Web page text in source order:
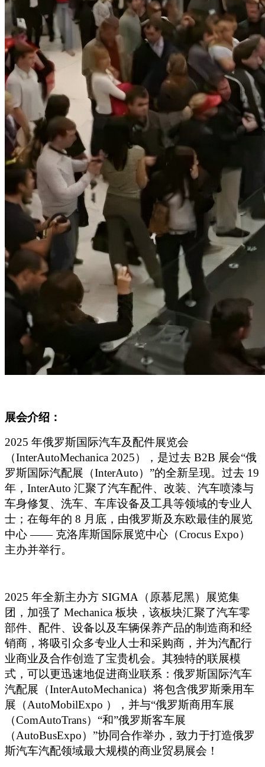
展会介绍：
2025 年俄罗斯国际汽车及配件展览会
（InterAutoMechanica 2025），是过去 B2B 展会“俄
罗斯国际汽配展（InterAuto）”的全新呈现。过去 19
年，InterAuto 汇聚了汽车配件、改装、汽车喷漆与
车身修复、洗车、车库设备及工具等领域的专业人
士；在每年的 8 月底，由俄罗斯及东欧最佳的展览
中心 —— 克洛库斯国际展览中心（Crocus Expo）
主办并举行。
2025 年全新主办方 SIGMA（原慕尼黑）展览集
团，加强了 Mechanica 板块，该板块汇聚了汽车零
部件、配件、设备以及车辆保养产品的制造商和经
销商，将吸引众多专业人士和采购商，并为汽配行
业商业及合作创造了宝贵机会。其独特的联展模
式，可以更迅速地促进商业联系：俄罗斯国际汽车
汽配展（InterAutoMechanica）将包含俄罗斯乘用车
展（AutoMobilExpo ），并与“俄罗斯商用车展
（ComAutoTrans）“和”俄罗斯客车展
（AutoBusExpo）”协同合作举办，致力于打造俄罗
斯汽车汽配领域最大规模的商业贸易展会！